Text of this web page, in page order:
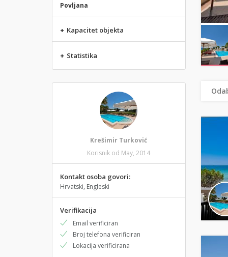
Povljana
+ Kapacitet objekta
+ Statistika
Krešimir Turković
Korisnik od May, 2014
Kontakt osoba govori:
Hrvatski, Engleski
Verifikacija
Email verificiran
Broj telefona verificiran
Lokacija verificirana